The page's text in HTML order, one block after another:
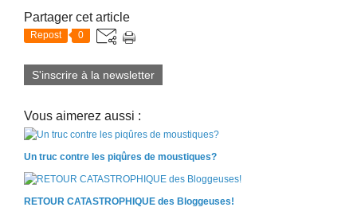
Partager cet article
Repost 0
S'inscrire à la newsletter
Vous aimerez aussi :
Un truc contre les piqûres de moustiques?
RETOUR CATASTROPHIQUE des Bloggeuses!